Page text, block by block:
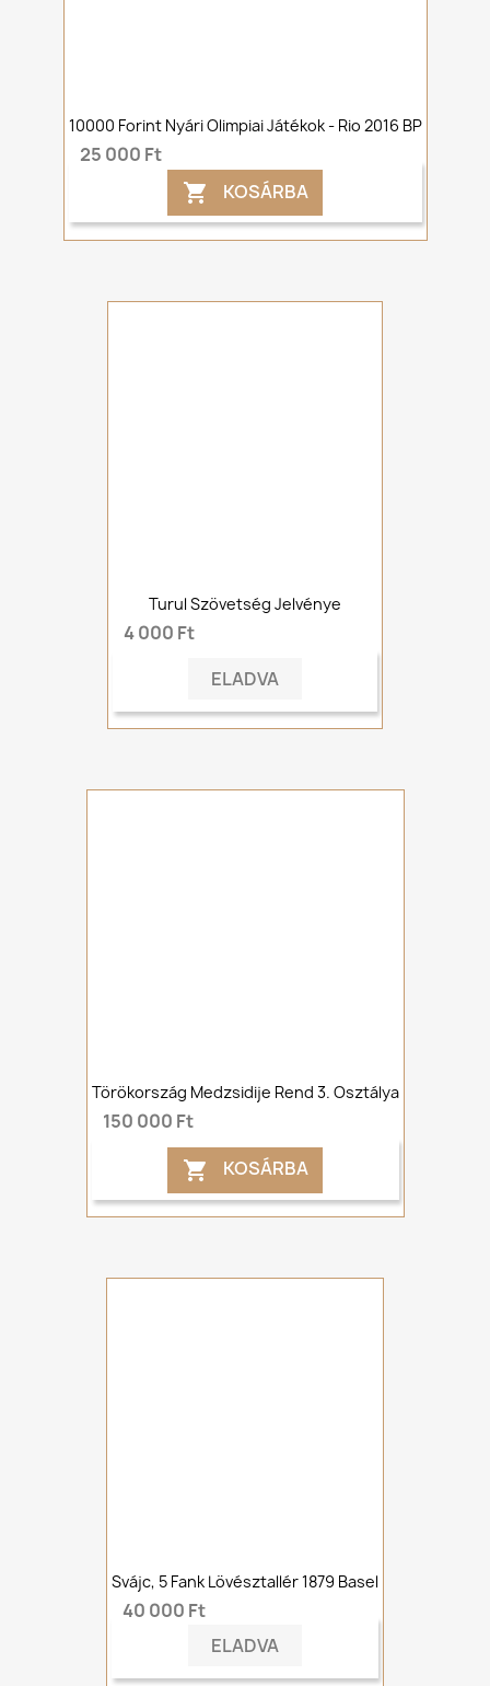
10000 Forint Nyári Olimpiai Játékok - Rio 2016 BP
25 000 Ft
 KOSÁRBA
Turul Szövetség Jelvénye
4 000 Ft
ELADVA
Törökország Medzsidije Rend 3. Osztálya
150 000 Ft
 KOSÁRBA
Svájc, 5 Fank Lövésztallér 1879 Basel
40 000 Ft
ELADVA